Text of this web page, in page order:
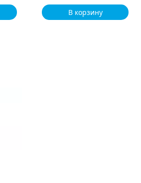
В корзину